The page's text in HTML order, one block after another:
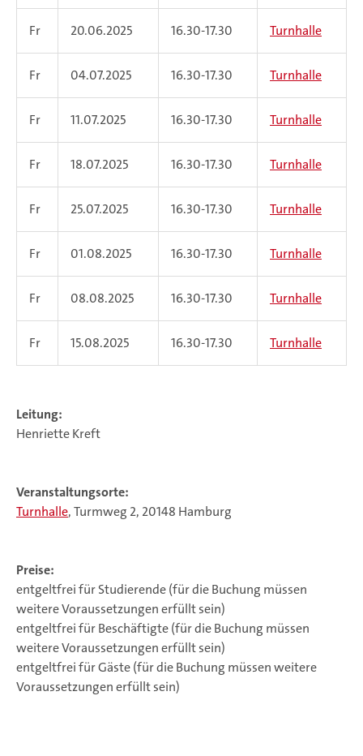
Fr 20.06.2025 16.30-17.30 Turnhalle
Fr 04.07.2025 16.30-17.30 Turnhalle
Fr 11.07.2025 16.30-17.30 Turnhalle
Fr 18.07.2025 16.30-17.30 Turnhalle
Fr 25.07.2025 16.30-17.30 Turnhalle
Fr 01.08.2025 16.30-17.30 Turnhalle
Fr 08.08.2025 16.30-17.30 Turnhalle
Fr 15.08.2025 16.30-17.30 Turnhalle
Leitung:
Henriette Kreft
Veranstaltungsorte:
Turnhalle, Turmweg 2, 20148 Hamburg
Preise:
entgeltfrei für Studierende (für die Buchung müssen
weitere Voraussetzungen erfüllt sein)
entgeltfrei für Beschäftigte (für die Buchung müssen
weitere Voraussetzungen erfüllt sein)
entgeltfrei für Gäste (für die Buchung müssen weitere
Voraussetzungen erfüllt sein)